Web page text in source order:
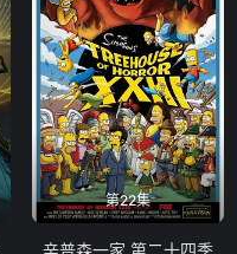
第22集
辛普森一家 第二十四季